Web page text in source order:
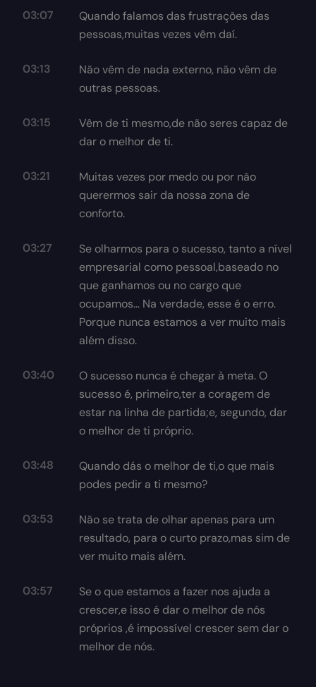
03:07
Quando falamos das frustrações das
pessoas,muitas vezes vêm daí.
03:13
Não vêm de nada externo, não vêm de
outras pessoas.
03:15
Vêm de ti mesmo,de não seres capaz de
dar o melhor de ti.
03:21
Muitas vezes por medo ou por não
querermos sair da nossa zona de
conforto.
03:27
Se olharmos para o sucesso, tanto a nível
empresarial como pessoal,baseado no
que ganhamos ou no cargo que
ocupamos… Na verdade, esse é o erro.
Porque nunca estamos a ver muito mais
além disso.
03:40
O sucesso nunca é chegar à meta. O
sucesso é, primeiro,ter a coragem de
estar na linha de partida;e, segundo, dar
o melhor de ti próprio.
03:48
Quando dás o melhor de ti,o que mais
podes pedir a ti mesmo?
03:53
Não se trata de olhar apenas para um
resultado, para o curto prazo,mas sim de
ver muito mais além.
03:57
Se o que estamos a fazer nos ajuda a
crescer,e isso é dar o melhor de nós
próprios ,é impossível crescer sem dar o
melhor de nós.